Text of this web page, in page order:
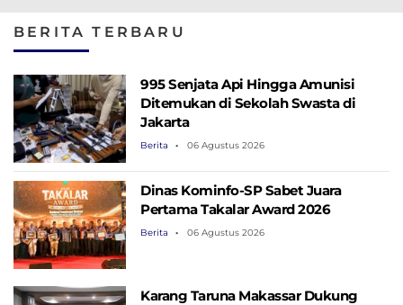
BERITA TERBARU
995 Senjata Api Hingga Amunisi
Ditemukan di Sekolah Swasta di
Jakarta
Berita 06 Agustus 2026
Dinas Kominfo-SP Sabet Juara
Pertama Takalar Award 2026
Berita 06 Agustus 2026
Karang Taruna Makassar Dukung